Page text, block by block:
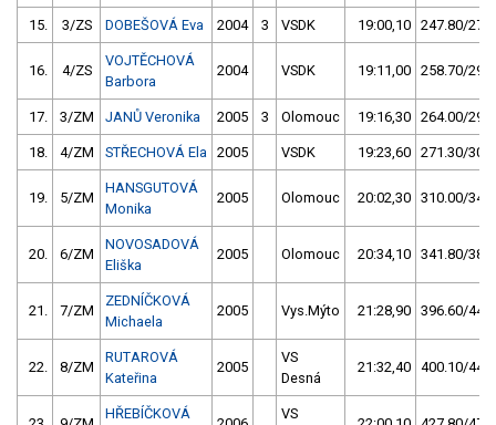
15. 3/ZS DOBEŠOVÁ Eva 2004 3 VSDK 19:00,10 247.80/27,8
16. 4/ZS
VOJTĚCHOVÁ
Barbora
2004 VSDK 19:11,00 258.70/29,0
17. 3/ZM JANŮ Veronika 2005 3 Olomouc 19:16,30 264.00/29,6
18. 4/ZM STŘECHOVÁ Ela 2005 VSDK 19:23,60 271.30/30,4
19. 5/ZM
HANSGUTOVÁ
Monika
2005 Olomouc 20:02,30 310.00/34,7
20. 6/ZM
NOVOSADOVÁ
Eliška
2005 Olomouc 20:34,10 341.80/38,3
21. 7/ZM
ZEDNÍČKOVÁ
Michaela
2005 Vys.Mýto 21:28,90 396.60/44,4
22. 8/ZM
RUTAROVÁ
Kateřina
2005
VS
Desná
21:32,40 400.10/44,8
HŘEBÍČKOVÁ VS